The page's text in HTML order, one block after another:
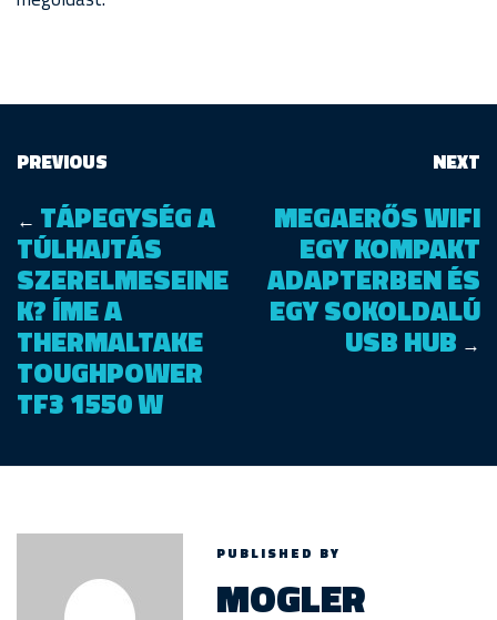
PREVIOUS
← TÁPEGYSÉG A
TÚLHAJTÁS
SZERELMESEINE
K? ÍME A
THERMALTAKE
TOUGHPOWER
TF3 1550 W
NEXT
MEGAERŐS WIFI
EGY KOMPAKT
ADAPTERBEN ÉS
EGY SOKOLDALÚ
USB HUB →
PUBLISHED BY
MOGLER